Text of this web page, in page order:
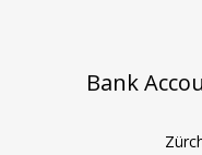
Bank